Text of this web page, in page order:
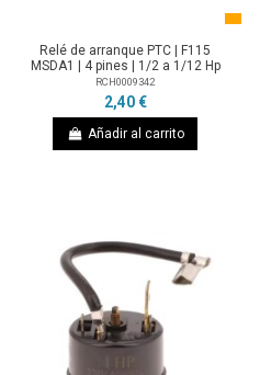
Relé de arranque PTC | F115
MSDA1 | 4 pines | 1/2 a 1/12 Hp
RCH0009342
2,40 €
Añadir al carrito